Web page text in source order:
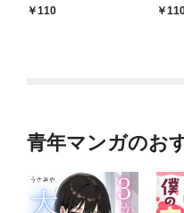
管理人として働く人間
110
１
青年マンガのお